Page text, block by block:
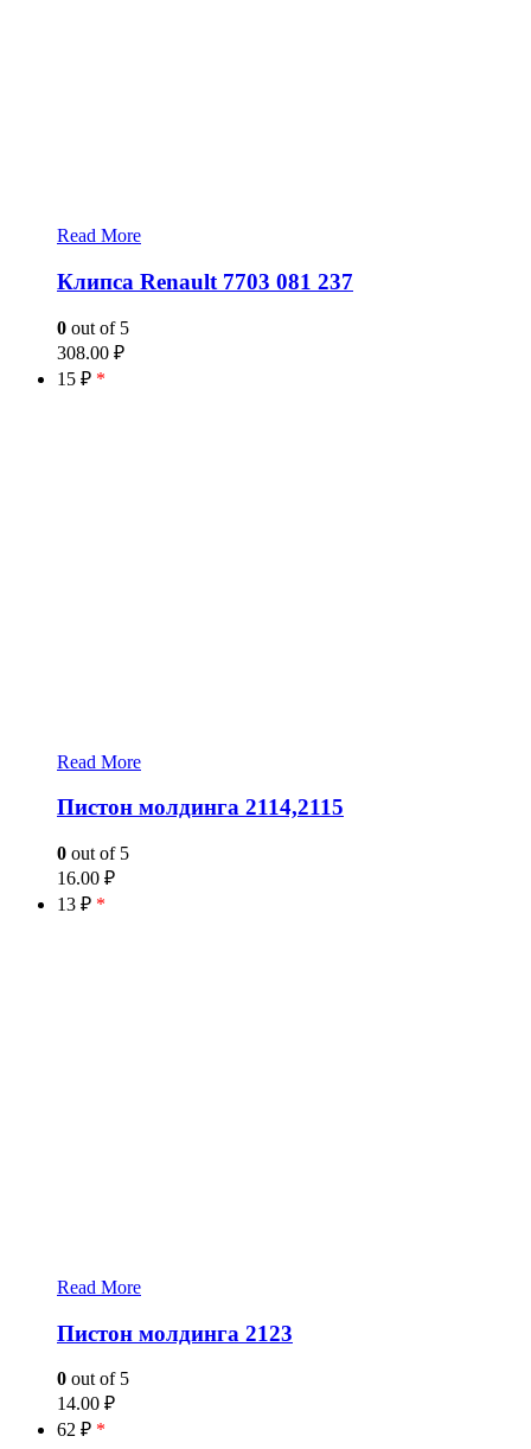
Read More
Клипса Renault 7703 081 237
0 out of 5
308.00 ₽
15 ₽ *
Read More
Пистон молдинга 2114,2115
0 out of 5
16.00 ₽
13 ₽ *
Read More
Пистон молдинга 2123
0 out of 5
14.00 ₽
62 ₽ *